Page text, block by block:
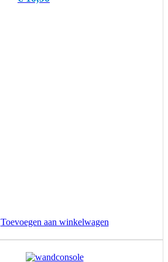
Toevoegen aan winkelwagen